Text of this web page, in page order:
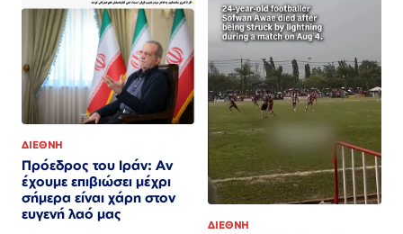
ΔΙΕΘΝΗ
Πρόεδρος του Ιράν: Αν
έχουμε επιβιώσει μέχρι
σήμερα είναι χάρη στον
ευγενή λαό μας
ΔΙΕΘΝΗ